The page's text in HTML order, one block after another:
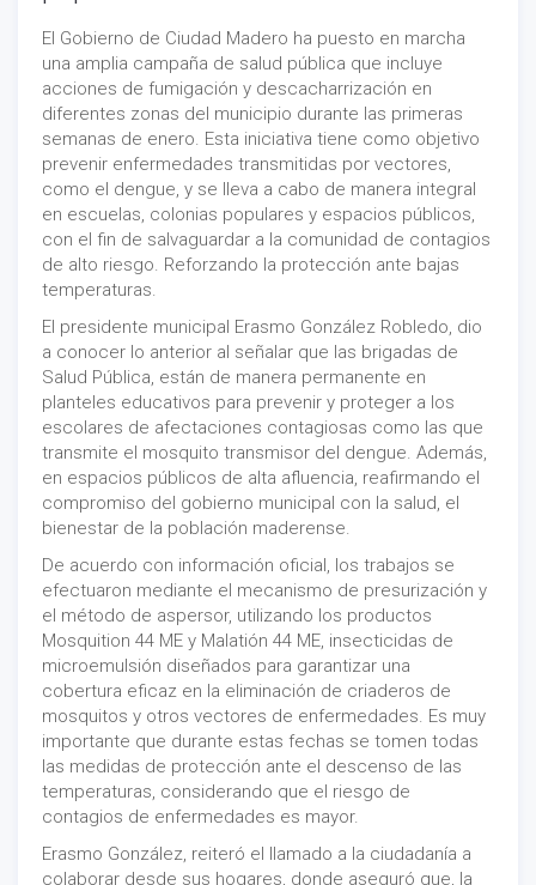
El Gobierno de Ciudad Madero ha puesto en marcha
una amplia campaña de salud pública que incluye
acciones de fumigación y descacharrización en
diferentes zonas del municipio durante las primeras
semanas de enero. Esta iniciativa tiene como objetivo
prevenir enfermedades transmitidas por vectores,
como el dengue, y se lleva a cabo de manera integral
en escuelas, colonias populares y espacios públicos,
con el fin de salvaguardar a la comunidad de contagios
de alto riesgo. Reforzando la protección ante bajas
temperaturas.
El presidente municipal Erasmo González Robledo, dio
a conocer lo anterior al señalar que las brigadas de
Salud Pública, están de manera permanente en
planteles educativos para prevenir y proteger a los
escolares de afectaciones contagiosas como las que
transmite el mosquito transmisor del dengue. Además,
en espacios públicos de alta afluencia, reafirmando el
compromiso del gobierno municipal con la salud, el
bienestar de la población maderense.
De acuerdo con información oficial, los trabajos se
efectuaron mediante el mecanismo de presurización y
el método de aspersor, utilizando los productos
Mosquition 44 ME y Malatión 44 ME, insecticidas de
microemulsión diseñados para garantizar una
cobertura eficaz en la eliminación de criaderos de
mosquitos y otros vectores de enfermedades. Es muy
importante que durante estas fechas se tomen todas
las medidas de protección ante el descenso de las
temperaturas, considerando que el riesgo de
contagios de enfermedades es mayor.
Erasmo González, reiteró el llamado a la ciudadanía a
colaborar desde sus hogares, donde aseguró que, la